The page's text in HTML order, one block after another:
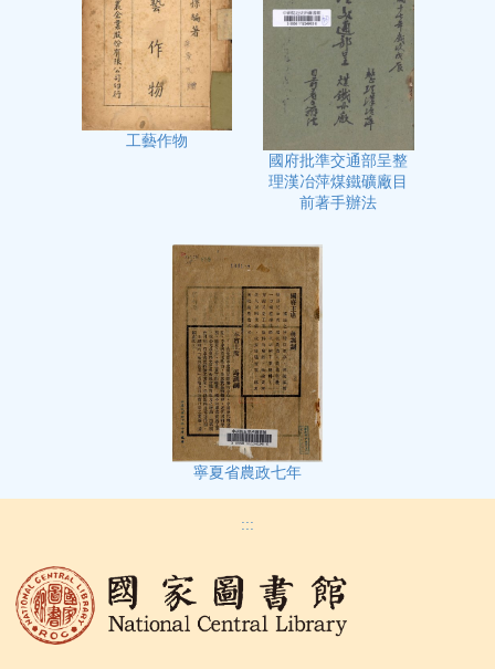
工藝作物
國府批準交通部呈整
理漢冶萍煤鐵礦廠目
前著手辦法
寧夏省農政七年
:::